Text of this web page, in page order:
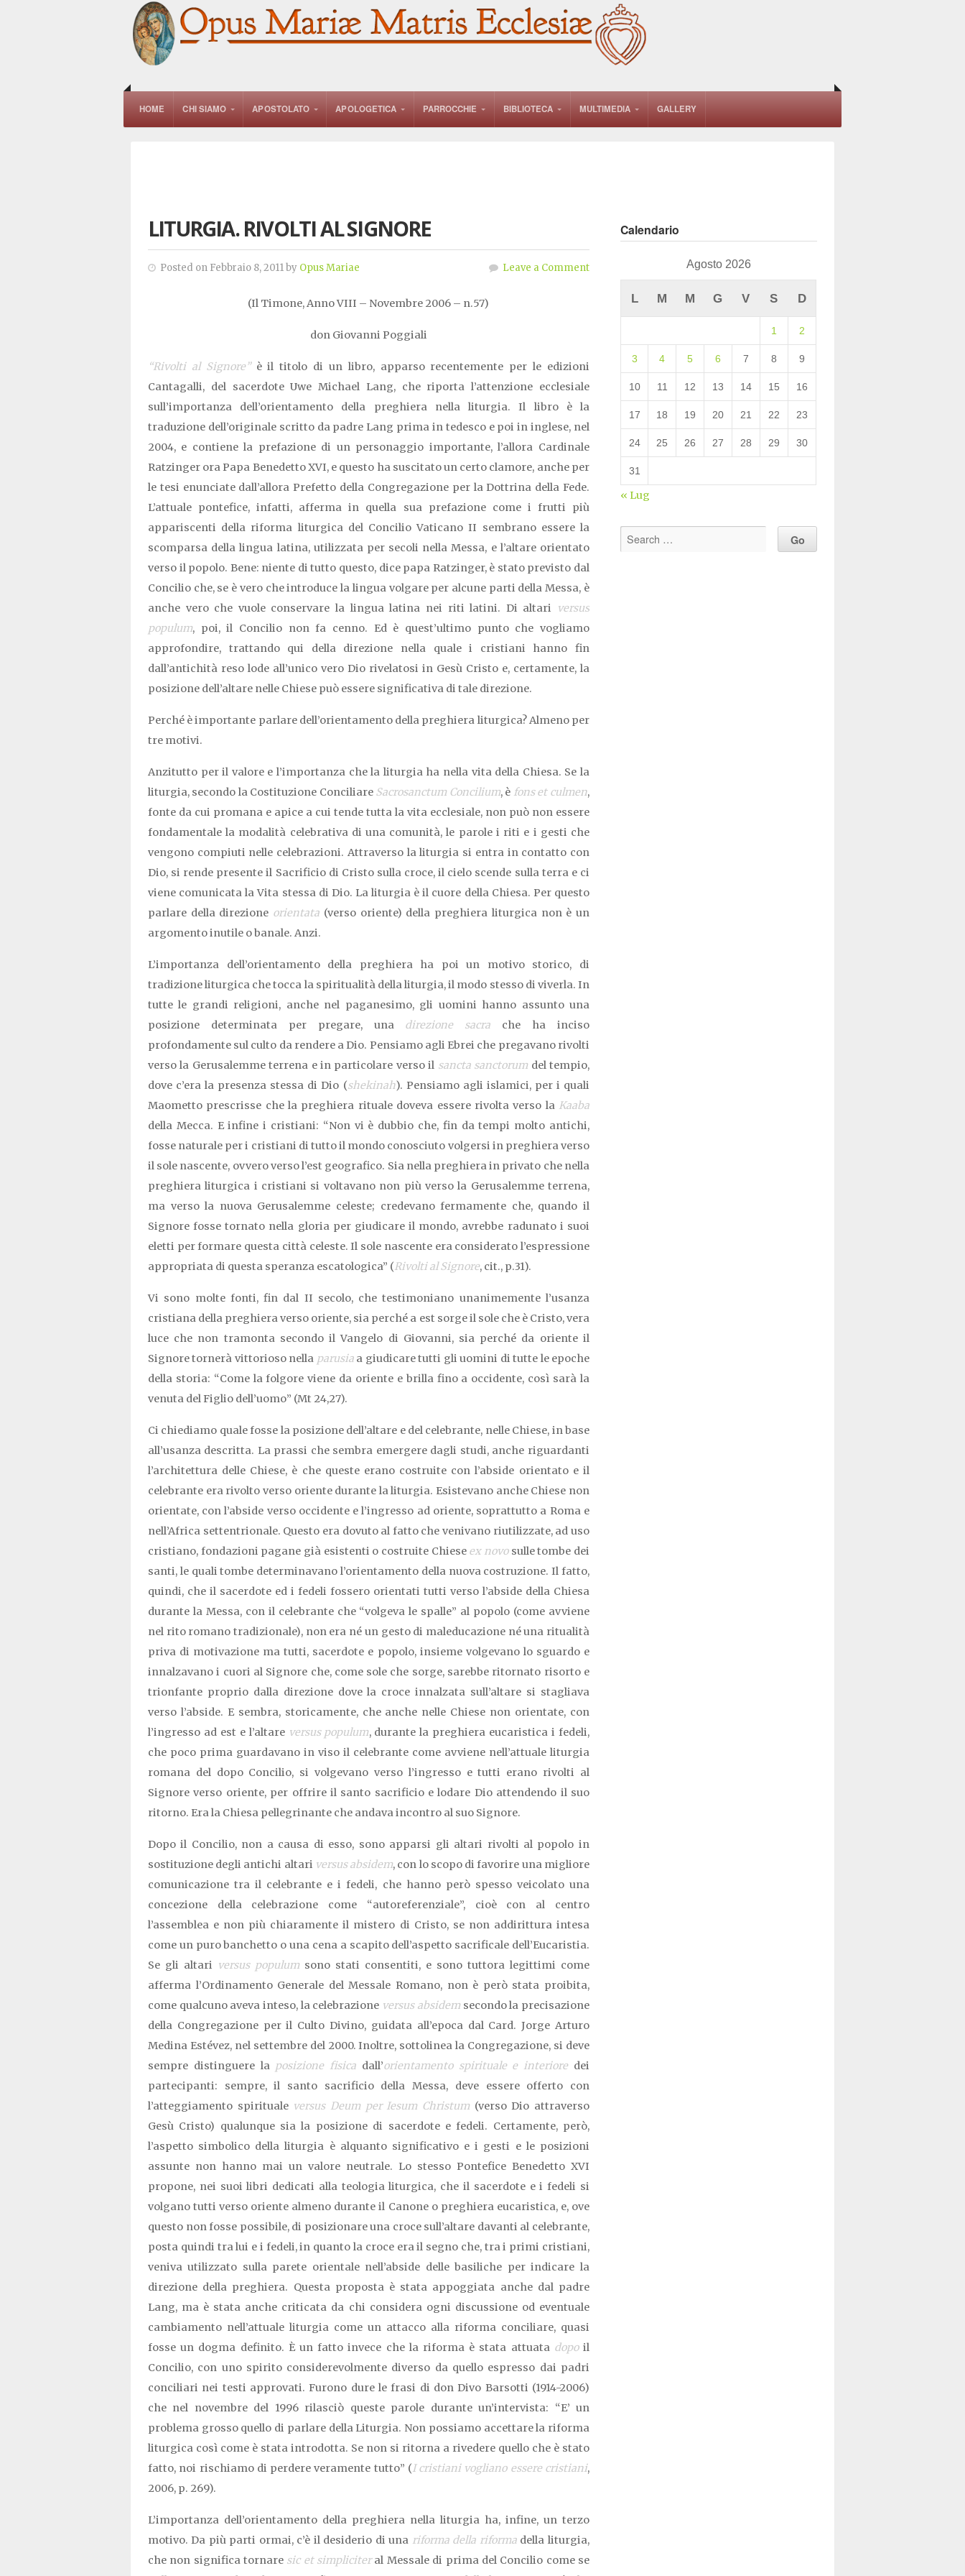
HOME CHI SIAMO APOSTOLATO APOLOGETICA PARROCCHIE BIBLIOTECA MULTIMEDIA GALLERY
LITURGIA. RIVOLTI AL SIGNORE
Posted on Febbraio 8, 2011 by Opus Mariae Leave a Comment
(Il Timone,Anno VIII – Novembre 2006 – n.57)
don Giovanni Poggiali
“Rivolti al Signore”è il titolo di un libro, apparso recentemente per le edizioni
Cantagalli, del sacerdote Uwe Michael Lang, che riporta l’attenzione ecclesiale
sull’importanza dell’orientamento della preghiera nella liturgia. Il libro è la
traduzione dell’originale scritto da padre Lang prima in tedesco e poi in inglese, nel
2004, e contiene la prefazione di un personaggio importante, l’allora Cardinale
Ratzinger ora Papa Benedetto XVI, e questo ha suscitato un certo clamore, anche per
le tesi enunciate dall’allora Prefetto della Congregazione per la Dottrina della Fede.
L’attuale pontefice, infatti, afferma in quella sua prefazione come i frutti più
appariscenti della riforma liturgica del Concilio Vaticano II sembrano essere la
scomparsa della lingua latina, utilizzata per secoli nella Messa, e l’altare orientato
verso il popolo. Bene: niente di tutto questo, dice papa Ratzinger, è stato previsto dal
Concilio che, se è vero che introduce la lingua volgare per alcune parti della Messa, è
anche vero che vuole conservare la lingua latina nei riti latini. Di altari
versus
populum, poi, il Concilio non fa cenno. Ed è quest’ultimo punto che vogliamo
approfondire, trattando qui della direzione nella quale i cristiani hanno fin
dall’antichità reso lode all’unico vero Dio rivelatosi in Gesù Cristo e, certamente, la
posizione dell’altare nelle Chiese può essere significativa di tale direzione.
Perché è importante parlare dell’orientamento della preghiera liturgica? Almeno per
tre motivi.
Anzitutto per il valore e l’importanza che la liturgia ha nella vita della Chiesa. Se la
liturgia, secondo la Costituzione Conciliare Sacrosanctum Concilium, è fons et culmen,
fonte da cui promana e apice a cui tende tutta la vita ecclesiale, non può non essere
fondamentale la modalità celebrativa di una comunità, le parole i riti e i gesti che
vengono compiuti nelle celebrazioni. Attraverso la liturgia si entra in contatto con
Dio, si rende presente il Sacrificio di Cristo sulla croce, il cielo scende sulla terra e ci
viene comunicata la Vita stessa di Dio. La liturgia è il cuore della Chiesa. Per questo
parlare della direzione orientata (verso oriente) della preghiera liturgica non è un
argomento inutile o banale. Anzi.
L’importanza dell’orientamento della preghiera ha poi un motivo storico, di
tradizione liturgica che tocca la spiritualità della liturgia, il modo stesso di viverla. In
tutte le grandi religioni, anche nel paganesimo, gli uomini hanno assunto una
posizione determinata per pregare, una direzione sacra che ha inciso
profondamente sul culto da rendere a Dio. Pensiamo agli Ebrei che pregavano rivolti
verso la Gerusalemme terrena e in particolare verso il sancta sanctorum del tempio,
dove c’era la presenza stessa di Dio (shekinah). Pensiamo agli islamici, per i quali
Maometto prescrisse che la preghiera rituale doveva essere rivolta verso la Kaaba
della Mecca. E infine i cristiani: “Non vi è dubbio che, fin da tempi molto antichi,
fosse naturale per i cristiani di tutto il mondo conosciuto volgersi in preghiera verso
il sole nascente, ovvero verso l’est geografico. Sia nella preghiera in privato che nella
preghiera liturgica i cristiani si voltavano non più verso la Gerusalemme terrena,
ma verso la nuova Gerusalemme celeste; credevano fermamente che, quando il
Signore fosse tornato nella gloria per giudicare il mondo, avrebbe radunato i suoi
eletti per formare questa città celeste. Il sole nascente era considerato l’espressione
appropriata di questa speranza escatologica” (Rivolti al Signore, cit., p.31).
Vi sono molte fonti, fin dal II secolo, che testimoniano unanimemente l’usanza
cristiana della preghiera verso oriente, sia perché a est sorge il sole che è Cristo, vera
luce che non tramonta secondo il Vangelo di Giovanni, sia perché da oriente il
Signore tornerà vittorioso nella parusiaa giudicare tutti gli uomini di tutte le epoche
della storia: “Come la folgore viene da oriente e brilla fino a occidente, così sarà la
venuta del Figlio dell’uomo” (Mt 24,27).
Ci chiediamo quale fosse la posizione dell’altare e del celebrante, nelle Chiese, in base
all’usanza descritta. La prassi che sembra emergere dagli studi, anche riguardanti
l’architettura delle Chiese, è che queste erano costruite con l’abside orientato e il
celebrante era rivolto verso oriente durante la liturgia. Esistevano anche Chiese non
orientate, con l’abside verso occidente e l’ingresso ad oriente, soprattutto a Roma e
nell’Africa settentrionale. Questo era dovuto al fatto che venivano riutilizzate, ad uso
cristiano, fondazioni pagane già esistenti o costruite Chiese ex novosulle tombe dei
santi, le quali tombe determinavano l’orientamento della nuova costruzione. Il fatto,
quindi, che il sacerdote ed i fedeli fossero orientati tutti verso l’abside della Chiesa
durante la Messa, con il celebrante che “volgeva le spalle” al popolo (come avviene
nel rito romano tradizionale), non era né un gesto di maleducazione né una ritualità
priva di motivazione ma tutti, sacerdote e popolo, insieme volgevano lo sguardo e
innalzavano i cuori al Signore che, come sole che sorge, sarebbe ritornato risorto e
trionfante proprio dalla direzione dove la croce innalzata sull’altare si stagliava
verso l’abside. E sembra, storicamente, che anche nelle Chiese non orientate, con
l’ingresso ad est e l’altare versus populum, durante la preghiera eucaristica i fedeli,
che poco prima guardavano in viso il celebrante come avviene nell’attuale liturgia
romana del dopo Concilio, si volgevano verso l’ingresso e tutti erano rivolti al
Signore verso oriente, per offrire il santo sacrificio e lodare Dio attendendo il suo
ritorno. Era la Chiesa pellegrinante che andava incontro al suo Signore.
Dopo il Concilio, non a causa di esso, sono apparsi gli altari rivolti al popolo in
sostituzione degli antichi altari versus absidem, con lo scopo di favorire una migliore
comunicazione tra il celebrante e i fedeli, che hanno però spesso veicolato una
concezione della celebrazione come “autoreferenziale”, cioè con al centro
l’assemblea e non più chiaramente il mistero di Cristo, se non addirittura intesa
come un puro banchetto o una cena a scapito dell’aspetto sacrificale dell’Eucaristia.
Se gli altari versus populum sono stati consentiti, e sono tuttora legittimi come
afferma l’Ordinamento Generale del Messale Romano, non è però stata proibita,
come qualcuno aveva inteso, la celebrazione versus absidemsecondo la precisazione
della Congregazione per il Culto Divino, guidata all’epoca dal Card. Jorge Arturo
Medina Estévez, nel settembre del 2000. Inoltre, sottolinea la Congregazione, si deve
sempre distinguere la posizione fisica dall’orientamento spirituale e interiore dei
partecipanti: sempre, il santo sacrificio della Messa, deve essere offerto con
l’atteggiamento spirituale versus Deum per Iesum Christum(verso Dio attraverso
Gesù Cristo) qualunque sia la posizione di sacerdote e fedeli. Certamente, però,
l’aspetto simbolico della liturgia è alquanto significativo e i gesti e le posizioni
assunte non hanno mai un valore neutrale. Lo stesso Pontefice Benedetto XVI
propone, nei suoi libri dedicati alla teologia liturgica, che il sacerdote e i fedeli si
volgano tutti verso oriente almeno durante il Canone o preghiera eucaristica, e, ove
questo non fosse possibile, di posizionare una croce sull’altare davanti al celebrante,
posta quindi tra lui e i fedeli, in quanto la croce era il segno che, tra i primi cristiani,
veniva utilizzato sulla parete orientale nell’abside delle basiliche per indicare la
direzione della preghiera. Questa proposta è stata appoggiata anche dal padre
Lang, ma è stata anche criticata da chi considera ogni discussione od eventuale
cambiamento nell’attuale liturgia come un attacco alla riforma conciliare, quasi
fosse un dogma definito. È un fatto invece che la riforma è stata attuata dopoil
Concilio, con uno spirito considerevolmente diverso da quello espresso dai padri
conciliari nei testi approvati. Furono dure le frasi di don Divo Barsotti (1914-2006)
che nel novembre del 1996 rilasciò queste parole durante un’intervista: “E’ un
problema grosso quello di parlare della Liturgia. Non possiamo accettare la riforma
liturgica così come è stata introdotta. Se non si ritorna a rivedere quello che è stato
fatto, noi rischiamo di perdere veramente tutto” (I cristiani vogliano essere cristiani,
2006, p. 269).
L’importanza dell’orientamento della preghiera nella liturgia ha, infine, un terzo
motivo. Da più parti ormai, c’è il desiderio di una riforma della riformadella liturgia,
che non significa tornare sic et simpliciteral Messale di prima del Concilio come se
Calendario
Agosto 2026
L M M G V S D
1 2
3 4 5 6 7 8 9
10 11 12 13 14 15 16
17 18 19 20 21 22 23
24 25 26 27 28 29 30
31
« Lug